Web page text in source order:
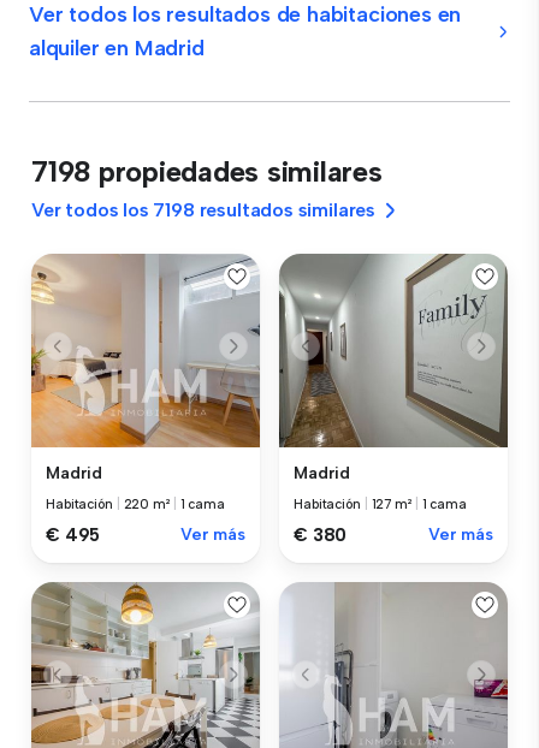
Ver todos los resultados de habitaciones en
alquiler en Madrid
7198 propiedades similares
Ver todos los 7198 resultados similares
Madrid
Habitación 220 m² 1 cama
€ 495 Ver más
Madrid
Habitación 127 m² 1 cama
€ 380 Ver más